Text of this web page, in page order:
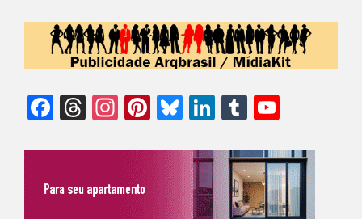
Facebook
Threads
Instagram
Pinterest
Bluesky
LinkedIn
Tumblr